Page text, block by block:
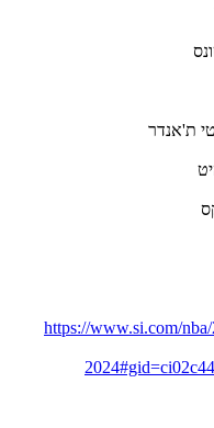
https://www.si.com/